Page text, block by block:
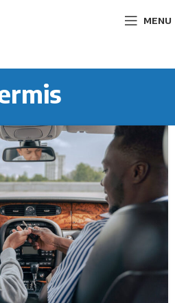
MENU